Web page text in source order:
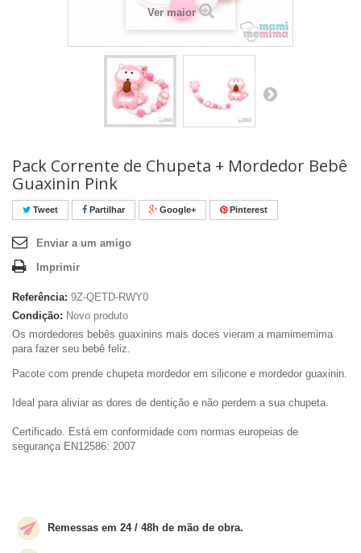
Ver maior
Pack Corrente de Chupeta + Mordedor Bebê
Guaxinin Pink
Tweet Partilhar Google+ Pinterest
Enviar a um amigo
Imprimir
Referência: 9Z-QETD-RWY0
Condição: Novo produto
Os mordedores bebês guaxinins mais doces vieram a mamimemima
para fazer seu bebê feliz.
Pacote com prende chupeta mordedor em silicone e mordedor guaxinin.
Ideal para aliviar as dores de dentição e não perdem a sua chupeta.
Certificado. Está em conformidade com normas europeias de
segurança EN12586: 2007
Remessas em 24 / 48h de mão de obra.